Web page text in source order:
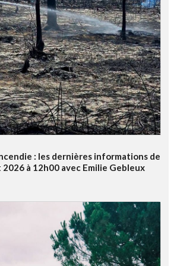
: les dernières informations de
à 12h00 avec Emilie Gebleux